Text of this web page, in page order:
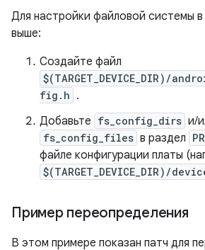
Для настройки файловой системы
выше:
Создайте файл
$(TARGET_DEVICE_DIR)/
fig.h .
Добавьте fs_config_dirs и/
fs_config_files в раздел
файле конфигурации платы
$(TARGET_DEVICE_DIR)/
Пример переопределения
В этом примере показан патч для